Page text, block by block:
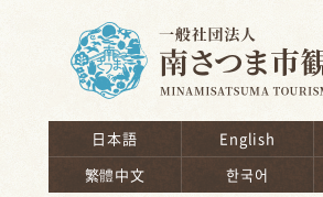
日本語 English
繁體中文
한국어